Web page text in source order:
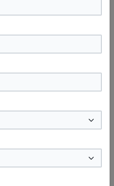
soluzione per
Ma oggi è ancora